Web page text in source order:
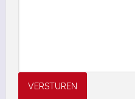
VERSTUREN